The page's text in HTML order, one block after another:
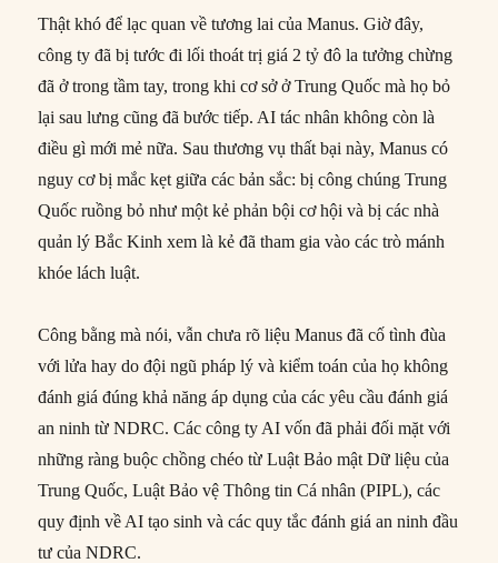
Thật khó để lạc quan về tương lai của Manus. Giờ đây,
công ty đã bị tước đi lối thoát trị giá 2 tỷ đô la tưởng chừng
đã ở trong tầm tay, trong khi cơ sở ở Trung Quốc mà họ bỏ
lại sau lưng cũng đã bước tiếp. AI tác nhân không còn là
điều gì mới mẻ nữa. Sau thương vụ thất bại này, Manus có
nguy cơ bị mắc kẹt giữa các bản sắc: bị công chúng Trung
Quốc ruồng bỏ như một kẻ phản bội cơ hội và bị các nhà
quản lý Bắc Kinh xem là kẻ đã tham gia vào các trò mánh
khóe lách luật.
Công bằng mà nói, vẫn chưa rõ liệu Manus đã cố tình đùa
với lửa hay do đội ngũ pháp lý và kiểm toán của họ không
đánh giá đúng khả năng áp dụng của các yêu cầu đánh giá
an ninh từ NDRC. Các công ty AI vốn đã phải đối mặt với
những ràng buộc chồng chéo từ Luật Bảo mật Dữ liệu của
Trung Quốc, Luật Bảo vệ Thông tin Cá nhân (PIPL), các
quy định về AI tạo sinh và các quy tắc đánh giá an ninh đầu
tư của NDRC.